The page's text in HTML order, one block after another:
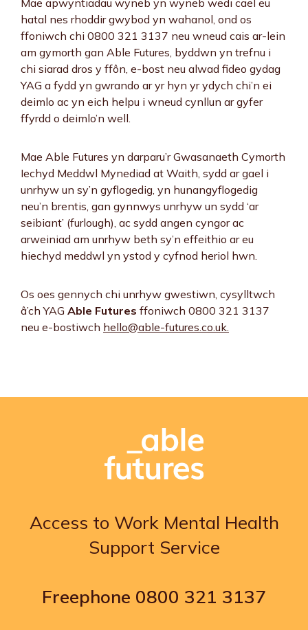
Mae apwyntiadau wyneb yn wyneb wedi cael eu
hatal nes rhoddir gwybod yn wahanol, ond os
ffoniwch chi 0800 321 3137 neu wneud cais ar-lein
am gymorth gan Able Futures, byddwn yn trefnu i
chi siarad dros y ffôn, e-bost neu alwad fideo gydag
YAG a fydd yn gwrando ar yr hyn yr ydych chi’n ei
deimlo ac yn eich helpu i wneud cynllun ar gyfer
ffyrdd o deimlo’n well.
Mae Able Futures yn darparu’r Gwasanaeth Cymorth
Iechyd Meddwl Mynediad at Waith, sydd ar gael i
unrhyw un sy’n gyflogedig, yn hunangyflogedig
neu’n brentis, gan gynnwys unrhyw un sydd ‘ar
seibiant’ (furlough), ac sydd angen cyngor ac
arweiniad am unrhyw beth sy’n effeithio ar eu
hiechyd meddwl yn ystod y cyfnod heriol hwn.
Os oes gennych chi unrhyw gwestiwn, cysylltwch
â’ch YAG Able Futures ffoniwch 0800 321 3137
neu e-bostiwch hello@able-futures.co.uk.
Access to Work Mental Health
Support Service
Freephone 0800 321 3137